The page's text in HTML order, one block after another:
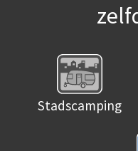
Stadscamping